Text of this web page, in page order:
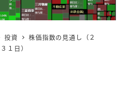
投資
株価指数の見通し（２
１日）